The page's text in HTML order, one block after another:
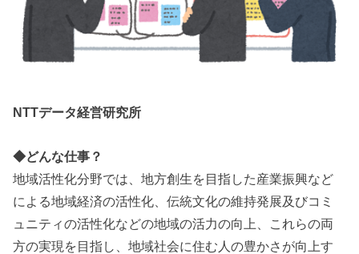
NTTデータ経営研究所
◆どんな仕事？
地域活性化分野では、地方創生を目指した産業振興など
による地域経済の活性化、伝統文化の維持発展及びコミ
ュニティの活性化などの地域の活力の向上、これらの両
方の実現を目指し、地域社会に住む人の豊かさが向上す